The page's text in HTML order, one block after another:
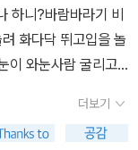
원 넘어…금융위기
mnews/article/
속보]오세훈, 정원
세https://n.news.n
니다. 아빠란, 집밖
. 아이는 엄마사랑과
이사랑”을 받으려고
으로 다가가서 그림책
. 이 나라가 바뀌려
으로 1992년에 처음
마디타’는 사랑스럽고
리나라는 아직 우리
따뜻한가를 그려내
#AstridLindgr
하니?바람바라기 비
화다닥 뛰고입을 놀
이 와눈사람 굴리고
님은 1907년에 태
았고, 일찌감치 아
더보기